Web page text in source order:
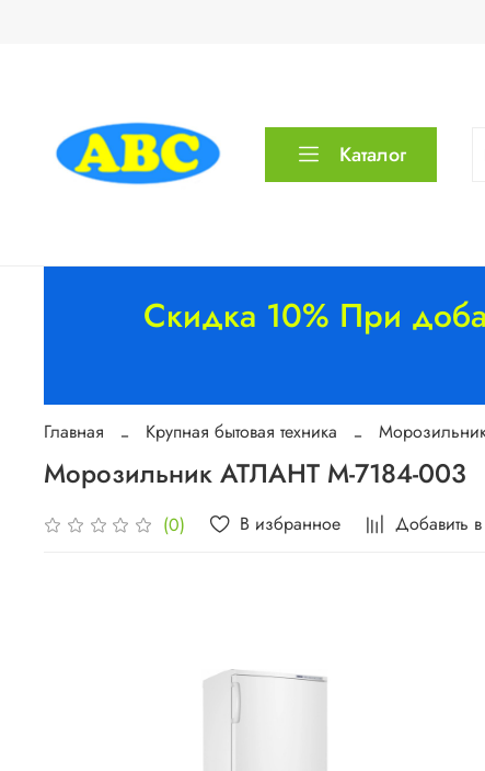
Каталог
Скидка 10% При
Главная Крупная бытовая техника
Морозильник АТЛАНТ М-7184-003
(0) В избранное Добавить